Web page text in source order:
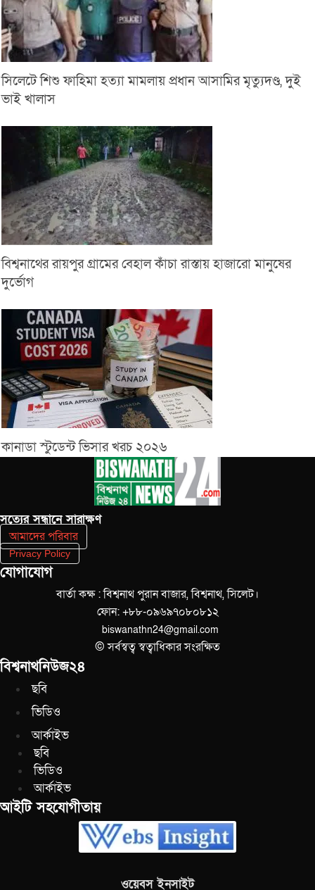
সিলেটে শিশু ফাহিমা হত্যা মামলায় প্রধান আসামির মৃত্যুদণ্ড, দুই
ভাই খালাস
বিশ্বনাথের রায়পুর গ্রামের বেহাল কাঁচা রাস্তায় হাজারো মানুষের
দুর্ভোগ
কানাডা স্টুডেন্ট ভিসার খরচ ২০২৬
সত‌্যের সন্ধানে সারাক্ষণ
আমাদের পরিবার
Privacy Policy
যোগাযোগ
বার্তা কক্ষ : বিশ্বনাথ পুরান বাজার, বিশ্বনাথ, সিলেট।
ফোন: +৮৮-০৯৬৯৭০৮০৮১২
biswanathn24@gmail.com
© সর্বস্বত্ব স্বত্বাধিকার সংরক্ষিত
বিশ্বনাথনিউজ২৪
ছবি
ভিডিও
আর্কাইভ
ছবি
ভিডিও
আর্কাইভ
আইটি সহযোগীতায়
ওয়েবস ইনসাইট